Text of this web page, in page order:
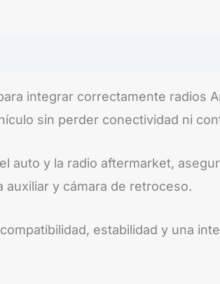
integrar correctamente radios
sin perder conectividad ni
auto y la radio aftermarket,
auxiliar y cámara de retroceso.
estabilidad y una